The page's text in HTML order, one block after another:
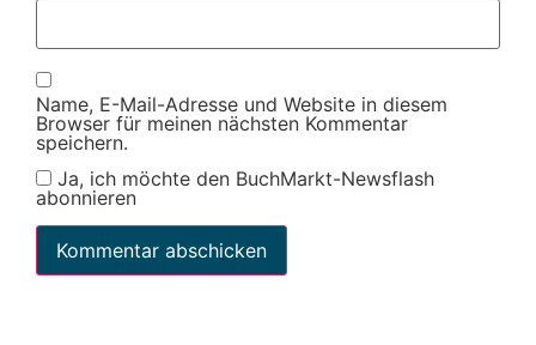
Name, E-Mail-Adresse und Website in diesem
Browser für meinen nächsten Kommentar
speichern.
Ja, ich möchte den BuchMarkt-Newsflash
abonnieren